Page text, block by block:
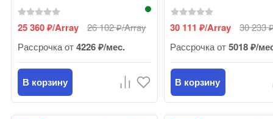
25 360₽/Array 26 102₽/Array
Рассрочка от4226 ₽/мес.
В корзину
30 111₽/Array 30 233
Рассрочка от5018 ₽/
В корзину